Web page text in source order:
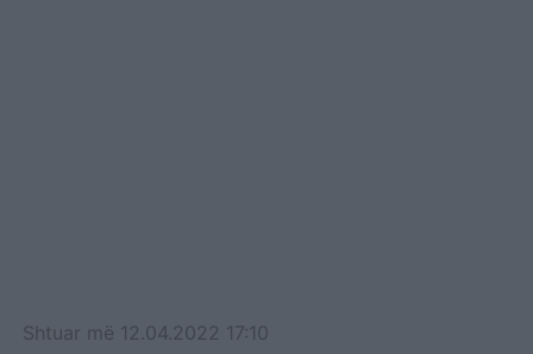
Shtuar më 12.04.2022 17:10